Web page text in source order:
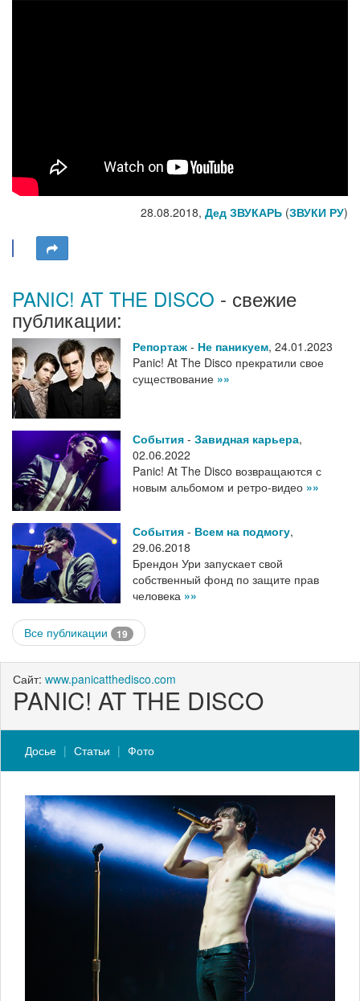
28.08.2018, Дед ЗВУКАРЬ (ЗВУКИ РУ)
PANIC! AT THE DISCO - свежие
публикации:
Репортаж - Не паникуем, 24.01.2023
Panic! At The Disco прекратили свое
существование »»
События - Завидная карьера,
02.06.2022
Panic! At The Disco возвращаются с
новым альбомом и ретро-видео »»
События - Всем на подмогу,
29.06.2018
Брендон Ури запускает свой
собственный фонд по защите прав
человека »»
Все публикации 19
Сайт: www.panicatthedisco.com
PANIC! AT THE DISCO
Досье Статьи Фото